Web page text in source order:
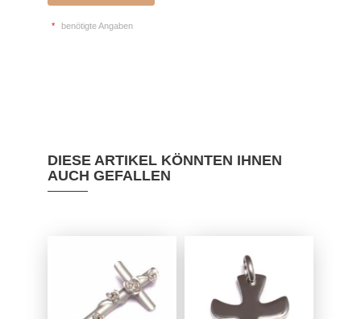
* benötigte Angaben
DIESE ARTIKEL KÖNNTEN IHNEN
AUCH GEFALLEN